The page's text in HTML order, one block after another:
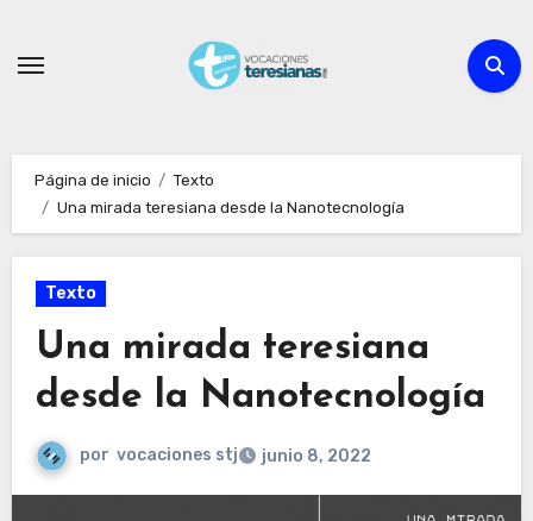
contenido
Página de inicio
Texto
Una mirada teresiana desde la Nanotecnología
Texto
Una mirada teresiana
desde la Nanotecnología
por vocaciones stj junio 8, 2022